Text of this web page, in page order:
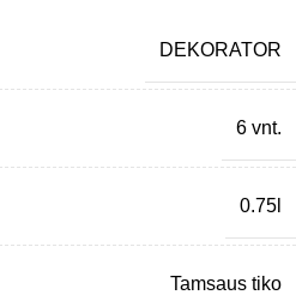
DEKORATOR
6 vnt.
0.75l
Tamsaus tiko